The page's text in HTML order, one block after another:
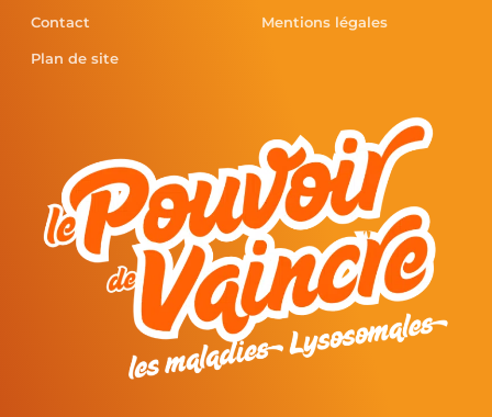
Contact
Plan de site
Mentions légales